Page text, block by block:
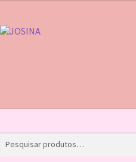
Pular
Pular